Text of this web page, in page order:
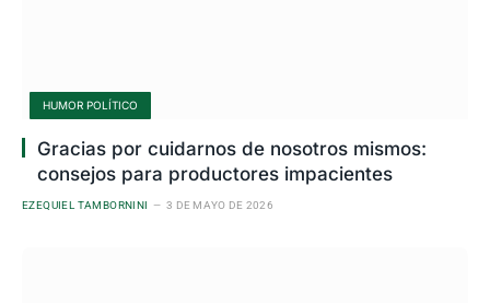
HUMOR POLÍTICO
Gracias por cuidarnos de nosotros mismos:
consejos para productores impacientes
EZEQUIEL TAMBORNINI 3 DE MAYO DE 2026